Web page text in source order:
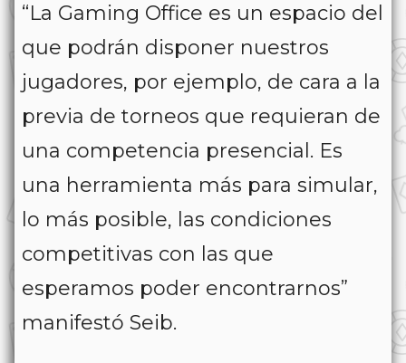
“La Gaming Office es un espacio del
que podrán disponer nuestros
jugadores, por ejemplo, de cara a la
previa de torneos que requieran de
una competencia presencial. Es
una herramienta más para simular,
lo más posible, las condiciones
competitivas con las que
esperamos poder encontrarnos”
manifestó Seib.